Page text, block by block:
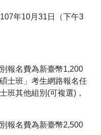
年10月31日（下午3
報名費為新臺幣1,200
士班」考生網路報名任
班其他組別(可複選)，
報名費為新臺幣2,500